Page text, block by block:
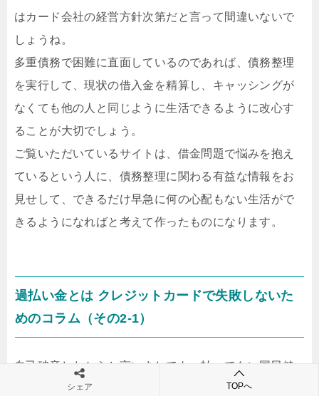
はカード会社の経営方針次第だと言って間違いないで
しょうね。
多重債務で困難に直面しているのであれば、債務整理
を実行して、現状の借入金を精算し、キャッシングが
なくても他の人と同じように生活できるように改心す
ることが大切でしょう。
ご覧いただいているサイトは、借金問題で悩みを抱え
ているという人に、債務整理に関わる有益な情報をお
見せして、できるだけ早急に何の心配もない生活がで
きるようになればと考えて作ったものになります。
過払い金とは クレジットカードで失敗しないた
めのコラム（その2-1）
自己破産したからと言いましても、払ってない国民健
康保険であるとか税金に関しましては、免責されるこ
シェア TOPへ